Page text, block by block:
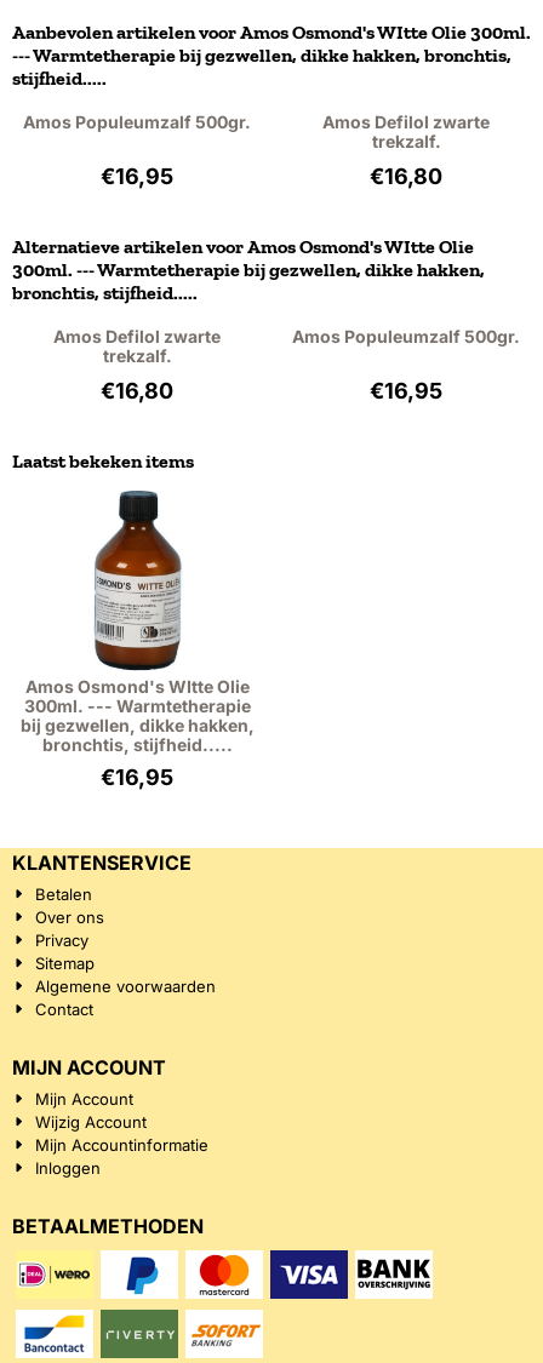
Aanbevolen artikelen voorAmos Osmond's WItte Olie 300ml.
--- Warmtetherapie bij gezwellen, dikke hakken, bronchtis,
stijfheid.....
Amos Populeumzalf 500gr.
Prijs: 16,95, exclusief btw: 14,01
€16,95
Amos Defilol zwarte
trekzalf.
Prijs: 16,80,
€16,80
Alternatieve artikelen voorAmos Osmond's WItte Olie
300ml. --- Warmtetherapie bij gezwellen, dikke hakken,
bronchtis, stijfheid.....
Amos Defilol zwarte
trekzalf.
Prijs: 16,80, exclusief btw: 15,41
€16,80
Amos Populeumzalf 500gr.
Prijs: 16,95,
€16,95
Laatst bekeken items
Amos Osmond's WItte Olie
300ml. --- Warmtetherapie
bij gezwellen, dikke hakken,
bronchtis, stijfheid.....
€16,95
KLANTENSERVICE
Betalen
Over ons
Privacy
Sitemap
Algemene voorwaarden
Contact
MIJN ACCOUNT
Mijn Account
Wijzig Account
Mijn Accountinformatie
Inloggen
BETAALMETHODEN